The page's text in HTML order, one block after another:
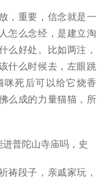
，重要，信念就是一
怎么念经，是建立淘
么好处。比如两注，
什么时候去，左眼跳
死后可以给它烧香
么成的力量猫猫，所
普陀山寺庙吗，史
祷段子，亲戚家玩，